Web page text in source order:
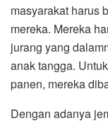
masyarakat harus
mereka. Mereka
jurang yang
anak tangga.
panen, mereka
Dengan adanya